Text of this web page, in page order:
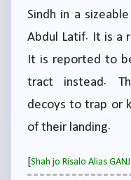
Sindh in a
Abdul Latif. It is a
It is reported to
tract instead.
decoys to trap or
of their landing.
[Shah jo Risalo Alias